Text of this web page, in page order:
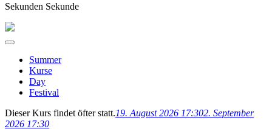
Sekunden Sekunde
Summer
Kurse
Day
Festival
Dieser Kurs findet öfter statt.19. August 2026 17:302. September
2026 17:30